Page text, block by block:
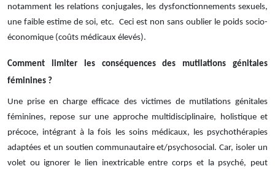
notamment les relations conjugales, les dysfonctionnements sexuels,
une faible estime de soi, etc. Ceci est non sans oublier le poids socio-
économique (coûts médicaux élevés).
Comment limiter les conséquences des mutilations génitales
féminines ?
Une prise en charge efficace des victimes de mutilations génitales
féminines, repose sur une approche multidisciplinaire, holistique et
précoce, intégrant à la fois les soins médicaux, les psychothérapies
adaptées et un soutien communautaire et/psychosocial. Car, isoler un
volet ou ignorer le lien inextricable entre corps et la psyché, peut